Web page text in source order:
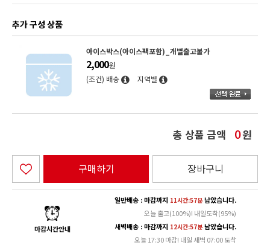
추가 구성 상품
아이스박스(아이스팩포함)_개별출고불가
2,000원
(조건) 배송
지역별
총 상품 금액 0원
구매하기 장바구니
마감시간안내
일반배송 : 마감까지 11시간:57분남았습니다.
오늘 출고(100%)! 내일도착(95%)
새벽배송 : 마감까지 12시간:57분남았습니다.
오늘 17:30 마감! 내일 새벽 07:00 도착